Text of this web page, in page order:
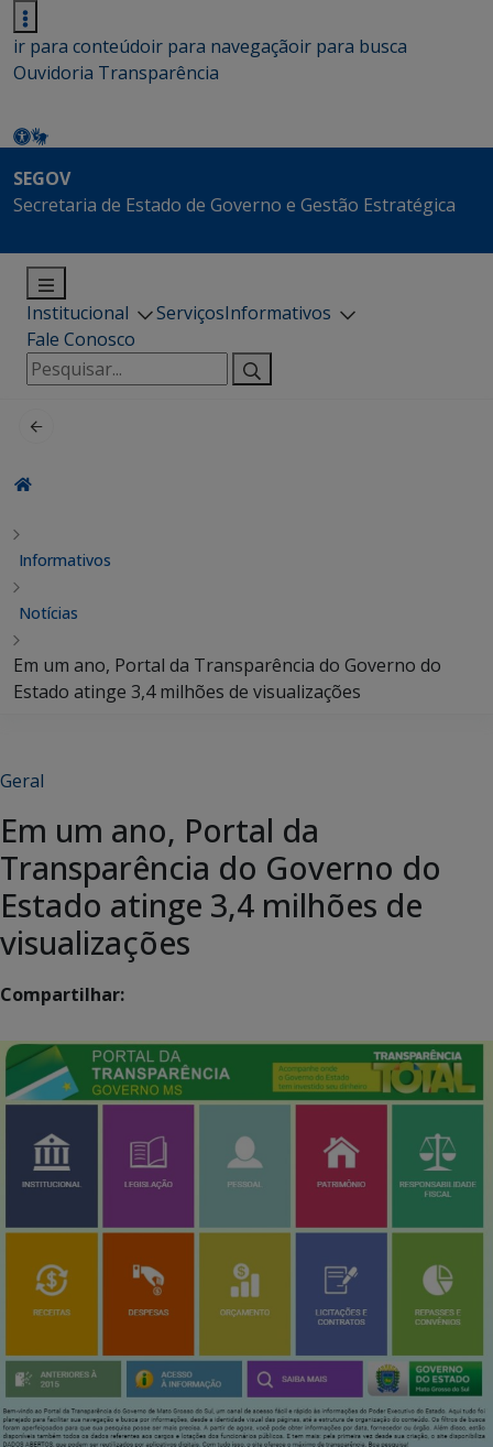
ir para conteúdoir para navegaçãoir para busca
Ouvidoria Transparência
SEGOV
Secretaria de Estado de Governo e Gestão Estratégica
Institucional ServiçosInformativos
Fale Conosco
Pesquisar
por:
Informativos
Notícias
Em um ano, Portal da Transparência do Governo do
Estado atinge 3,4 milhões de visualizações
Geral
Em um ano, Portal da
Transparência do Governo do
Estado atinge 3,4 milhões de
visualizações
Compartilhar: